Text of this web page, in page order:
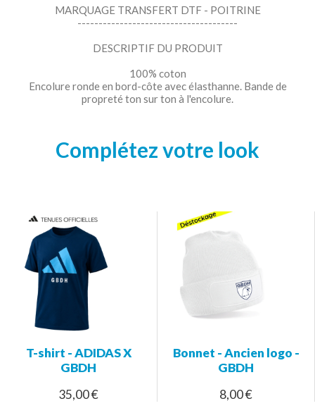
MARQUAGE TRANSFERT DTF - POITRINE
--------------------------------------
DESCRIPTIF DU PRODUIT
100% coton
Encolure ronde en bord-côte avec élasthanne. Bande de
propreté ton sur ton à l'encolure.
Complétez votre look
T-shirt - ADIDAS X
GBDH
35,00 €
Bonnet - Ancien logo -
GBDH
8,00 €